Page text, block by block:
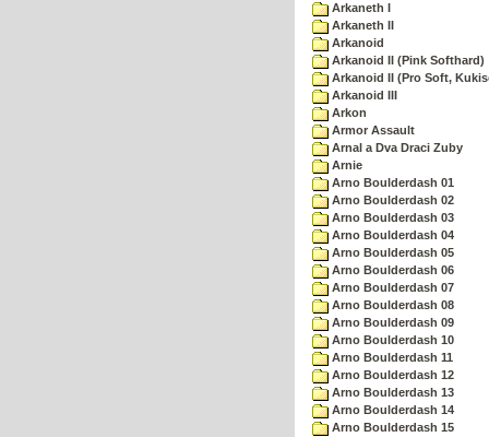
Arkaneth I
Arkaneth II
Arkanoid
Arkanoid II (Pink Softhard)
Arkanoid II (Pro Soft,
Arkanoid III
Arkon
Armor Assault
Arnal a Dva Draci Zuby
Arnie
Arno Boulderdash 01
Arno Boulderdash 02
Arno Boulderdash 03
Arno Boulderdash 04
Arno Boulderdash 05
Arno Boulderdash 06
Arno Boulderdash 07
Arno Boulderdash 08
Arno Boulderdash 09
Arno Boulderdash 10
Arno Boulderdash 11
Arno Boulderdash 12
Arno Boulderdash 13
Arno Boulderdash 14
Arno Boulderdash 15